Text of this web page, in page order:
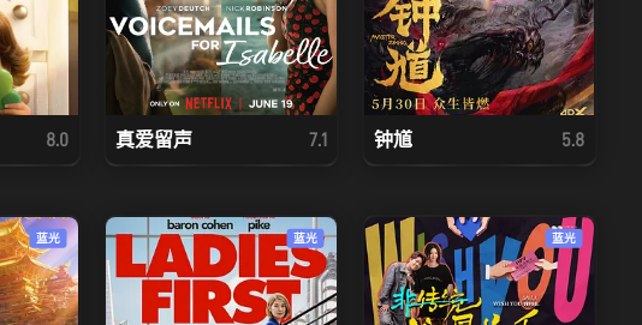
8.0 真爱留声 7.1 钟馗 5.8
蓝光 蓝光 蓝光